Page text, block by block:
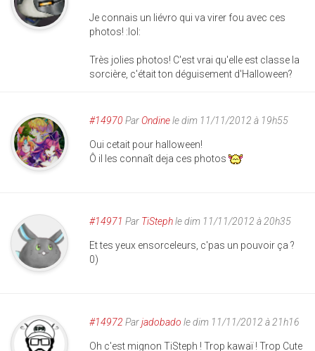
Je connais un liévro qui va virer fou avec ces
photos! :lol:
Très jolies photos! C'est vrai qu'elle est classe la
sorcière, c'était ton déguisement d'Halloween?
#14970 ParOndinele dim 11/11/2012 à 19h55
Oui cetait pour halloween!
Ô il les connaît deja ces photos
#14971 Par TiStephle dim 11/11/2012 à 20h35
Et tes yeux ensorceleurs, c'pas un pouvoir ça ?
0)
#14972 Parjadobado le dim 11/11/2012 à 21h16
Oh c'est mignon TiSteph ! Trop kawaï ! Trop Cute